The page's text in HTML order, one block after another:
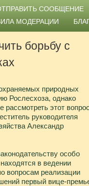
СООБЩЕНИЕ
МОДЕРАЦИИ
борьбу с
природных
Рослесхоза, однако
рассмотреть этот
руководителя
Александр
особо
в ведении
вопросам реализации
первый вице-